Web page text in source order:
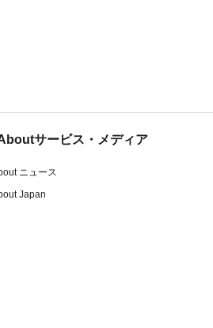
サービス・メディア
ニュース
Japan